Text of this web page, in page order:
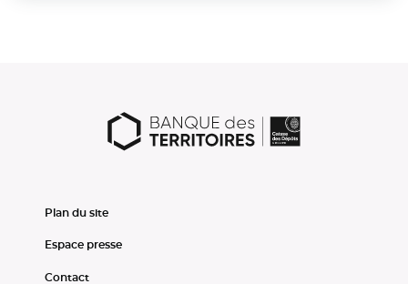
Plan du site
Espace presse
Contact